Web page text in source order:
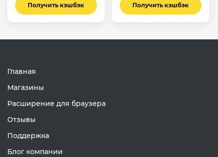
Получить кэшбэк Получить кэшбэк
Главная
Магазины
Расширение для браузера
Отзывы
Поддержка
Блог компании